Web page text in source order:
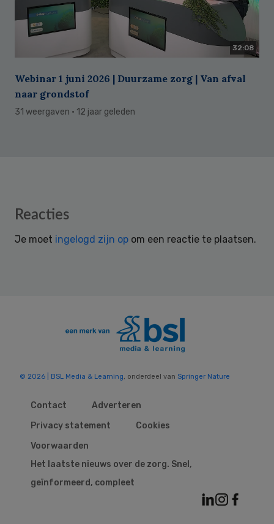
32:08
Webinar 1 juni 2026 | Duurzame zorg | Van afval
naar grondstof
31 weergaven · 12 jaar geleden
Reader
Reacties
Je moet ingelogd zijn op om een reactie te plaatsen.
© 2026 | BSL Media & Learning, onderdeel van Springer Nature
Contact
Adverteren
Privacy statement
Cookies
Voorwaarden
Het laatste nieuws over de zorg. Snel,
geïnformeerd, compleet